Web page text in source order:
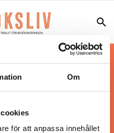
Om
för att anpassa innehållet
mest uppdaterade
besöksnäringen.
är ett affärsmagasin
ut avVisita